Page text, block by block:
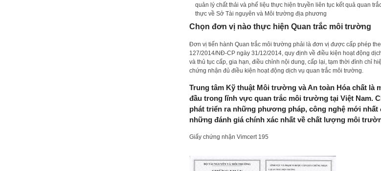
quản lý chất thải và phế liệu thực hiện truyền liên tục kết quả quan
thực về Sở Tài nguyên và Môi trường địa phương
Chọn đơn vị nào thực hiện Quan trắc môi trường
Đơn vị tiến hành Quan trắc môi trường phải là đơn vị được cấp phép
127/2014/NĐ-CP ngày 31/12/2014, quy định về điều kiện hoạt động
và thủ tục cấp, gia hạn, điều chỉnh nội dung, cấp lại, tạm thời đình chỉ
chứng nhận đủ điều kiện hoạt động dịch vụ quan trắc môi trường.
Trung tâm Kỹ thuật Môi trường và An toàn Hóa chất là
đầu trong lĩnh vực quan trắc môi trường tại Việt Nam.
phát triển ra những phương pháp, công nghệ mới
những đánh giá chính xác nhất về chất lượng môi
Giấy chứng nhận Vimcert 195